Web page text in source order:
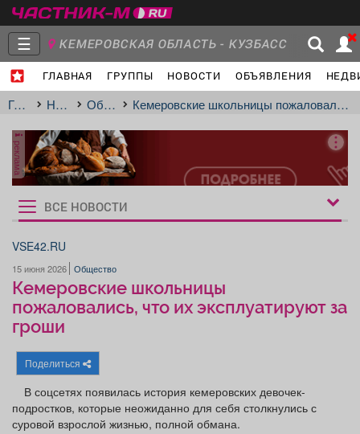
☰ КЕМЕРОВСКАЯ ОБЛАСТЬ - КУЗБАСС
ГЛАВНАЯ ГРУППЫ НОВОСТИ ОБЪЯВЛЕНИЯ
Главная
Группы
Объявления Недвижимость Услуги
Работа
Афиша
ГлавнаяНовости Общество Кемеровские школьницы пожаловались, что их эксплуатируют за гроши
реклама
Рукбрики
новостей
ВСЕ НОВОСТИ
VSE42.RU
15 июня 2026 Общество
Кемеровские школьницы
пожаловались, что их эксплуатируют за
гроши
Поделиться
В соцсетях появилась история кемеровских девочек-
подростков, которые неожиданно для себя столкнулись с
суровой взрослой жизнью, полной обмана.